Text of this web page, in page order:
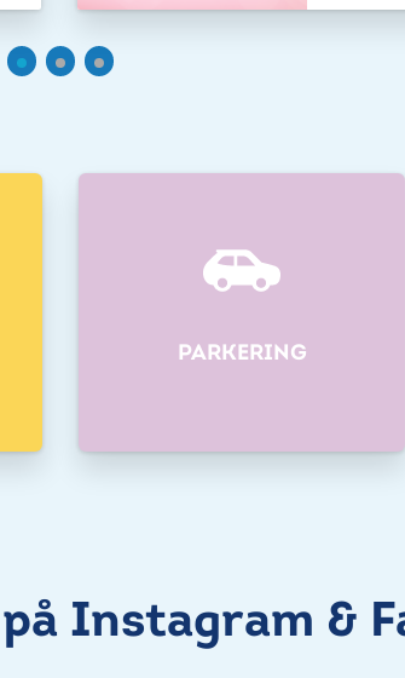
PARKERING
Instagram &